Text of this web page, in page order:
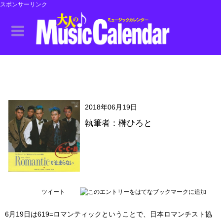
スポンサーリンク
2018年06月19日
執筆者：榊ひろと
ツイート
6月19日は619=ロマンティックということで、日本ロマンチスト協